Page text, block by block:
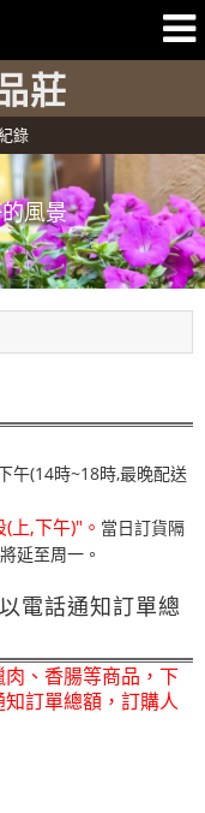
莊
錄
風景
午(14時~18時,最晚配送
上,下午)"。 當日訂貨隔
延至周一。
電話通知訂單總
、香腸等商品，下
訂單總額，訂購人